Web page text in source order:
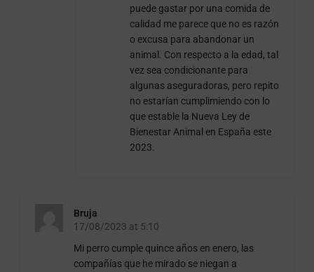
puede gastar por una comida de
calidad me parece que no es razón
o excusa para abandonar un
animal. Con respecto a la edad, tal
vez sea condicionante para
algunas aseguradoras, pero repito
no estarían cumplimiendo con lo
que estable la Nueva Ley de
Bienestar Animal en España este
2023.
Bruja
17/08/2023 at 5:10
Mi perro cumple quince años en enero, las
compañías que he mirado se niegan a